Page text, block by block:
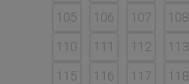
105
106 107 108
110
111 112 113
115
116 117 118